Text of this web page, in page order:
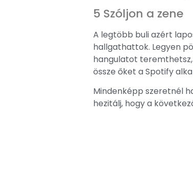
5 Szóljon a zene
A legtöbb buli azért
hallgathattok. Legyen
hangulatot
össze őket a Spotify
Mindenképp szeretnél
hezitálj, hogy a